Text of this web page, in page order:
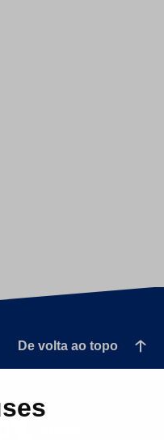
De volta ao topo